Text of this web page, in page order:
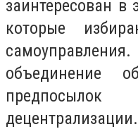
заинтересован
которые
объединение